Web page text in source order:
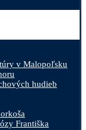
v Malopoľsku
hudieb
Františka